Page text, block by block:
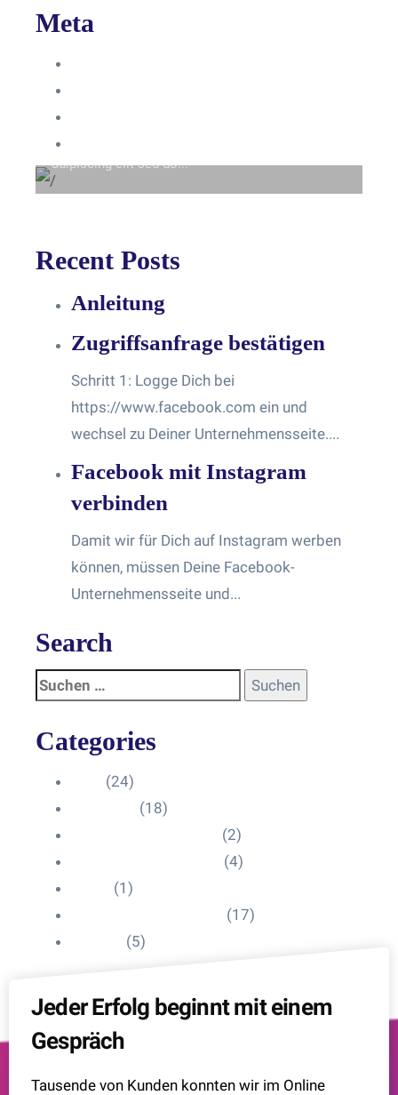
Meta
Beyond the tree line
adipiscing elit sed do...
Recent Posts
Anleitung
Zugriffsanfrage bestätigen
Schritt 1: Logge Dich bei
https://www.facebook.com ein und
wechsel zu Deiner Unternehmensseite....
Facebook mit Instagram
verbinden
Damit wir für Dich auf Instagram werben
können, müssen Deine Facebook-
Unternehmensseite und...
Search
Categories
(24)
(18)
(2)
(4)
(1)
(17)
(5)
Jeder Erfolg beginnt mit einem
Gespräch
Tausende von Kunden konnten wir im Online